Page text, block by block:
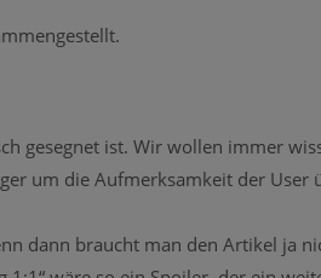
gesegnet ist. Wir wollen immer
um die Aufmerksamkeit der User
dann braucht man den Artikel ja